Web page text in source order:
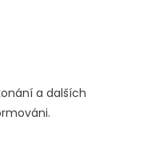
a dalších